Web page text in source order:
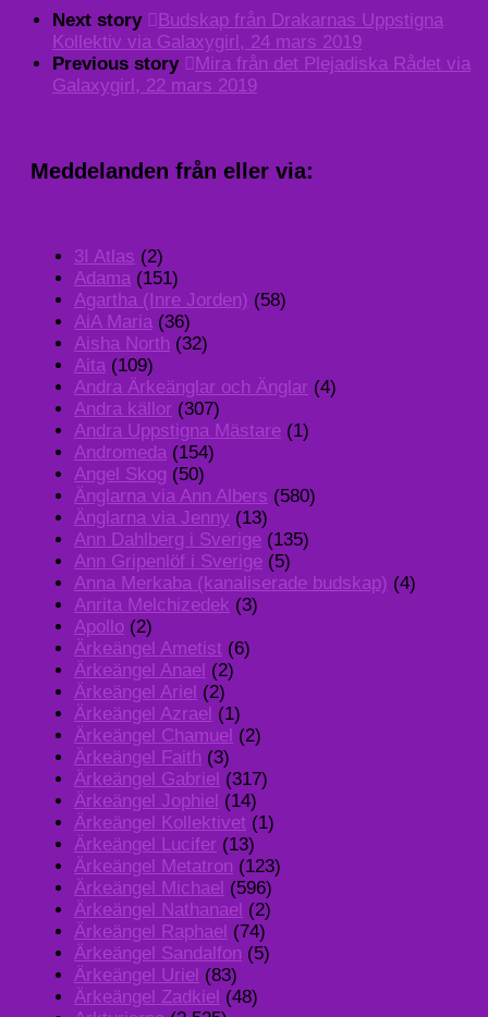
Next story
Budskap från Drakarnas Uppstigna
Kollektiv via Galaxygirl, 24 mars 2019
Previous story
Mira från det Plejadiska Rådet via
Galaxygirl, 22 mars 2019
Meddelanden från eller via:
3I Atlas (2)
Adama (151)
Agartha (Inre Jorden) (58)
AiA Maria (36)
Aisha North (32)
Aita (109)
Andra Ärkeänglar och Änglar (4)
Andra källor (307)
Andra Uppstigna Mästare (1)
Andromeda (154)
Angel Skog (50)
Änglarna via Ann Albers (580)
Änglarna via Jenny (13)
Ann Dahlberg i Sverige (135)
Ann Gripenlöf i Sverige (5)
Anna Merkaba (kanaliserade budskap) (4)
Anrita Melchizedek (3)
Apollo (2)
Ärkeängel Ametist (6)
Ärkeängel Anael (2)
Ärkeängel Ariel (2)
Ärkeängel Azrael (1)
Ärkeängel Chamuel (2)
Ärkeängel Faith (3)
Ärkeängel Gabriel (317)
Ärkeängel Jophiel (14)
Ärkeängel Kollektivet (1)
Ärkeängel Lucifer (13)
Ärkeängel Metatron (123)
Ärkeängel Michael (596)
Ärkeängel Nathanael (2)
Ärkeängel Raphael (74)
Ärkeängel Sandalfon (5)
Ärkeängel Uriel (83)
Ärkeängel Zadkiel (48)